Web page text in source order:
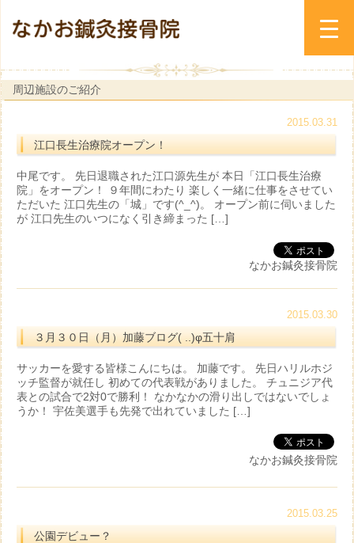
周辺施設のご紹介
2015.03.31
江口長生治療院オープン！
中尾です。 先日退職された江口源先生が 本日「江口長生治療
院」をオープン！ ９年間にわたり 楽しく一緒に仕事をさせてい
ただいた 江口先生の「城」です(^_^)。 オープン前に伺いました
が 江口先生のいつになく引き締まった […]
なかお鍼灸接骨院
2015.03.30
３月３０日（月）加藤ブログ( ..)φ五十肩
サッカーを愛する皆様こんにちは。 加藤です。 先日ハリルホジ
ッチ監督が就任し 初めての代表戦がありました。 チュニジア代
表との試合で2対0で勝利！ なかなかの滑り出しではないでしょ
うか！ 宇佐美選手も先発で出れていました […]
なかお鍼灸接骨院
2015.03.25
公園デビュー？